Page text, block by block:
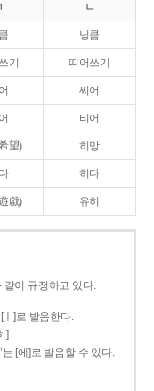
ㄴ
닝큼
기 띠어쓰기
씨어
티어
望) 히망
히다
戱) 유히
같이 규정하고 있다.
ㅣ]로 발음한다.
]
는 [에]로 발음할 수 있다.